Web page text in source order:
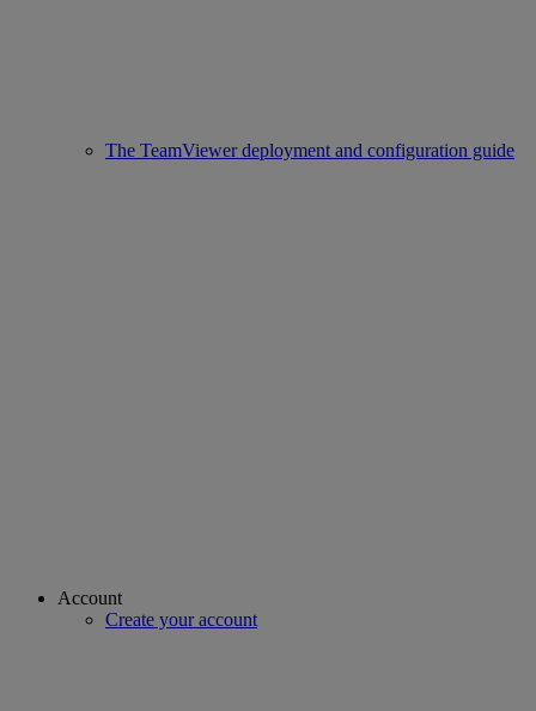
The TeamViewer deployment and configuration guide
Account
Create your account